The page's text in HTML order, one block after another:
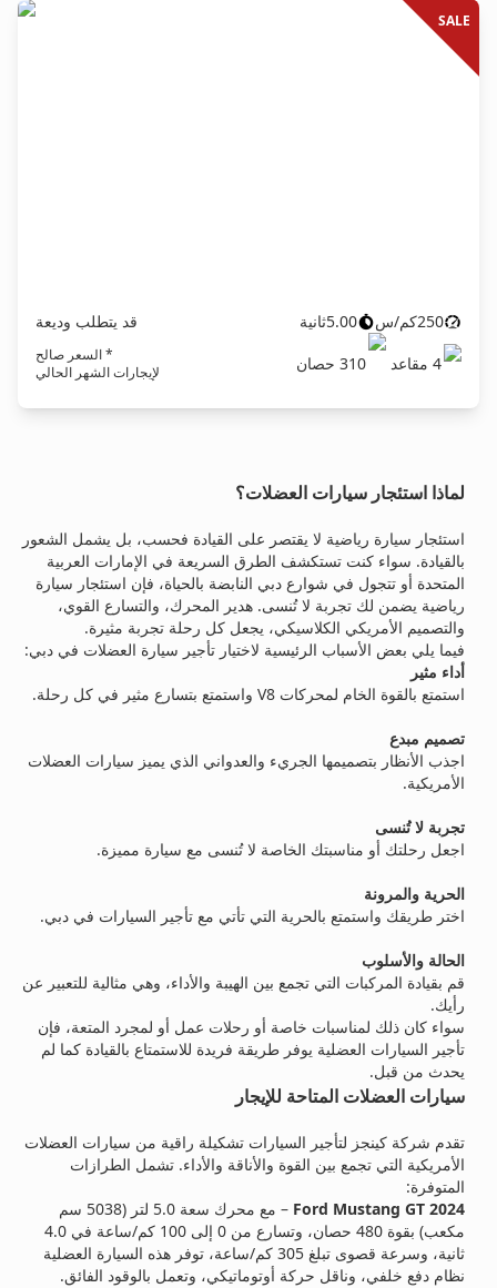
SALE
250كم/س 5.00ثانية
قد يتطلب وديعة
4 مقاعد 310 حصان
* السعر صالح
لإيجارات الشهر الحالي
لماذا استئجار سيارات العضلات؟
استئجار سيارة رياضية لا يقتصر على القيادة فحسب، بل يشمل الشعور
بالقيادة. سواء كنت تستكشف الطرق السريعة في الإمارات العربية
المتحدة أو تتجول في شوارع دبي النابضة بالحياة، فإن استئجار سيارة
رياضية يضمن لك تجربة لا تُنسى. هدير المحرك، والتسارع القوي،
والتصميم الأمريكي الكلاسيكي، يجعل كل رحلة تجربة مثيرة.
فيما يلي بعض الأسباب الرئيسية لاختيار تأجير سيارة العضلات في دبي:
أداء مثير
استمتع بالقوة الخام لمحركات V8 واستمتع بتسارع مثير في كل رحلة.
تصميم مبدع
اجذب الأنظار بتصميمها الجريء والعدواني الذي يميز سيارات العضلات
الأمريكية.
تجربة لا تُنسى
اجعل رحلتك أو مناسبتك الخاصة لا تُنسى مع سيارة مميزة.
الحرية والمرونة
اختر طريقك واستمتع بالحرية التي تأتي مع تأجير السيارات في دبي.
الحالة والأسلوب
قم بقيادة المركبات التي تجمع بين الهيبة والأداء، وهي مثالية للتعبير عن
رأيك.
سواء كان ذلك لمناسبات خاصة أو رحلات عمل أو لمجرد المتعة، فإن
تأجير السيارات العضلية يوفر طريقة فريدة للاستمتاع بالقيادة كما لم
يحدث من قبل.
سيارات العضلات المتاحة للإيجار
تقدم شركة كينجز لتأجير السيارات تشكيلة راقية من سيارات العضلات
الأمريكية التي تجمع بين القوة والأناقة والأداء. تشمل الطرازات
المتوفرة:
Ford Mustang GT 2024
– مع محرك سعة 5.0 لتر (5038 سم
مكعب) بقوة 480 حصان، وتسارع من 0 إلى 100 كم/ساعة في 4.0
ثانية، وسرعة قصوى تبلغ 305 كم/ساعة، توفر هذه السيارة العضلية
نظام دفع خلفي، وناقل حركة أوتوماتيكي، وتعمل بالوقود الفائق.